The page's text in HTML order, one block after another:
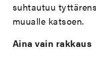
suhtautuu
muualle katsoen.
Aina vain rakkaus